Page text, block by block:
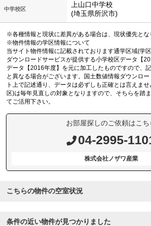
中学校区
上山口中学校
(埼玉県所沢市)
※各種情報と現状に差異がある場合は、現状優先とな
※物件情報の学区情報について
当サイト物件情報に記載されております通学区域(学
ダウンロードサービスが提供する小学校区データ【
データ【2016年度】を元に加工したものですので、
と異なる場合がございます。国土数値情報ダウンロ
ト上で記述通り、データは必ずしも正確とは言えま
区)は毎年見直しの対象となりますので、そちらを踏
てご活用下さい。
お部屋探しのご依頼はこち
04-2995-
株式会社ノザワ産業
こちらの物件の空室状況
条件の近い物件が見つかりました